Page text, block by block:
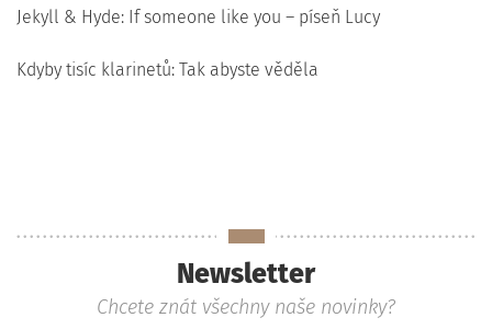
Jekyll & Hyde: If someone like you – píseň Lucy
Kdyby tisíc klarinetů: Tak abyste věděla
Newsletter
Chcete znát všechny naše novinky?